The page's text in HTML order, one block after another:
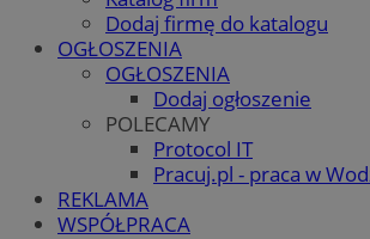
Dodaj firmę do katalogu
OGŁOSZENIA
OGŁOSZENIA
Dodaj ogłoszenie
POLECAMY
Protocol IT
Pracuj.pl - praca w
REKLAMA
WSPÓŁPRACA